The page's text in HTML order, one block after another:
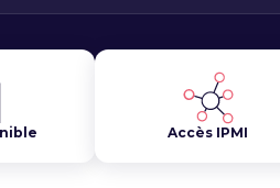
Accès IPMI